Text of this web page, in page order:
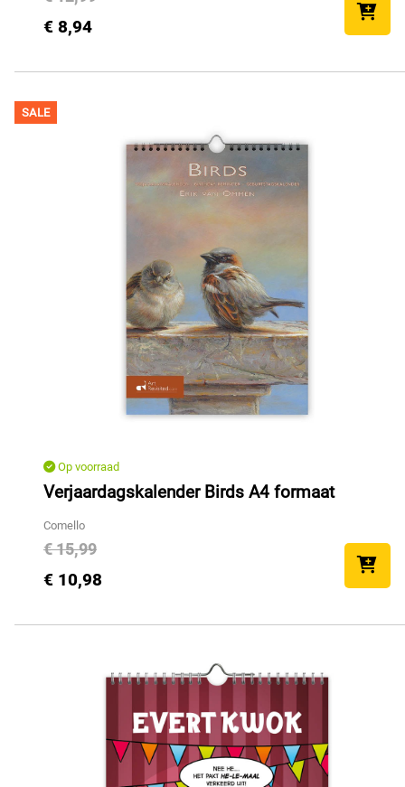
€ 8,94
SALE
Op voorraad
Verjaardagskalender Birds A4 formaat
Comello
€ 15,99
€ 10,98